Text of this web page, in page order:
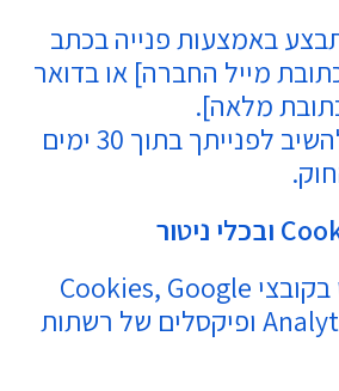
באמצעות פנייה בכתב
מייל החברה] או בדואר
מלאה].
החברה מתחייבת להשיב לפנייתך בתוך 30 ימים
ובכלי ניטור
האתר עושה שימוש בקובצי Cookies, Google
Analytics, Tag Manager ופיקסלים של רשתות